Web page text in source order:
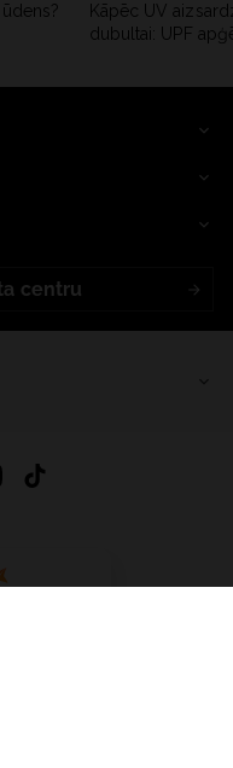
Kāpēc UV
dubultai: UPF
centru